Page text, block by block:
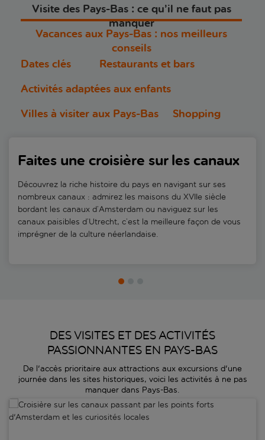
Visite des Pays-Bas : ce qu’il ne faut pas
manquer
Vacances aux Pays-Bas : nos meilleurs
conseils
Dates clés
Restaurants et bars
Activités adaptées aux enfants
Villes à visiter aux Pays-Bas
Shopping
Faites une croisière sur les canaux
Découvrez la riche histoire du pays en navigant sur ses
nombreux canaux : admirez les maisons du XVIIe siècle
bordant les canaux d’Amsterdam ou naviguez sur les
canaux paisibles d’Utrecht, c’est la meilleure façon de vous
imprégner de la culture néerlandaise.
DES VISITES ET DES ACTIVITÉS
PASSIONNANTES EN PAYS-BAS
De l'accès prioritaire aux attractions aux excursions d'une
journée dans les sites historiques, voici les activités à ne pas
manquer dans Pays-Bas.
Croisière sur les canaux passant par les points forts d'Amsterdam